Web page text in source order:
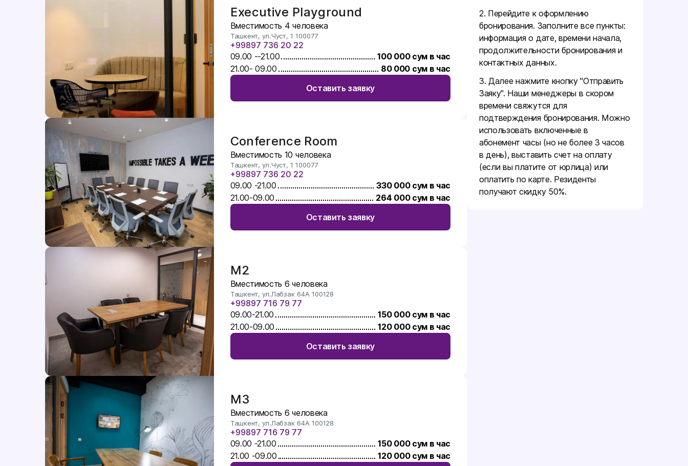
Executive Playground
Вместимость 4 человека
Ташкент, ул.Чуст, 1 100077
+99897 736 20 22
09.00 --21.00 100 000 сум в час
21.00- 09.00 80 000 сум в час
Оставить заявку
Conference Room
Вместимость 10 человека
Ташкент, ул.Чуст, 1 100077
+99897 736 20 22
09.00 -21.00 330 000 сум в час
21.00-09.00 264 000 сум в час
Оставить заявку
M2
Вместимость 6 человека
Ташкент, ул.Лабзак 64А 100128
+99897 716 79 77
09.00-21.00 150 000 сум в час
21.00-09.00 120 000 сум в час
Оставить заявку
M3
Вместимость 6 человека
Ташкент, ул.Лабзак 64А 100128
+99897 716 79 77
09.00 -21.00 150 000 сум в час
21.00 -09.00 120 000 сум в час
2. Перейдите к оформлению
бронирования. Заполните все пункты:
информация о дате, времени начала,
продолжительности бронирования и
контактных данных.
3. Далее нажмите кнопку "Отправить
Заяку". Наши менеджеры в скором
времени свяжутся для
подтверждения бронирования. Можно
использовать включенные в
абонемент часы (но не более 3 часов
в день), выставить счет на оплату
(если вы платите от юрлица) или
оплатить по карте. Резиденты
получают скидку 50%.